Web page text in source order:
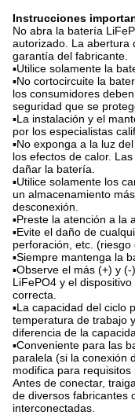
Instrucciones
No abra la batería
autorizado. La abertura
garantía del fabricante.
▪Utilice solamente la
▪No cortocircuite la
los consumidores
seguridad que se
▪La instalación y el
por los especialistas
▪No exponga a la luz
los efectos de calor.
dañar la batería.
▪Utilice solamente los
un almacenamiento
desconexión.
▪Preste la atención a la
▪Evite el daño de
perforación, etc. (riesgo
▪Siempre mantenga la
▪Observe el más (+) y
LiFePO4 y el
correcta.
▪La capacidad del ciclo
temperatura de trabajo
diferencia de la
▪Conveniente para las
paralela (si la conexión
modifica para requisitos
Antes de conectar,
de diversos fabricantes
interconectadas.